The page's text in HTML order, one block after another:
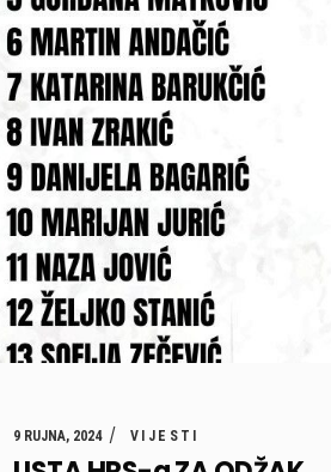
9 RUJNA, 2024 VIJESTI